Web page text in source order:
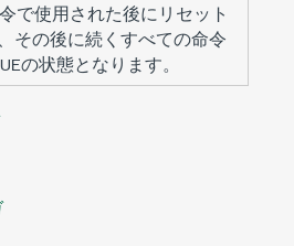
で使用された後にリセット
その後に続くすべての命令
の状態となります。